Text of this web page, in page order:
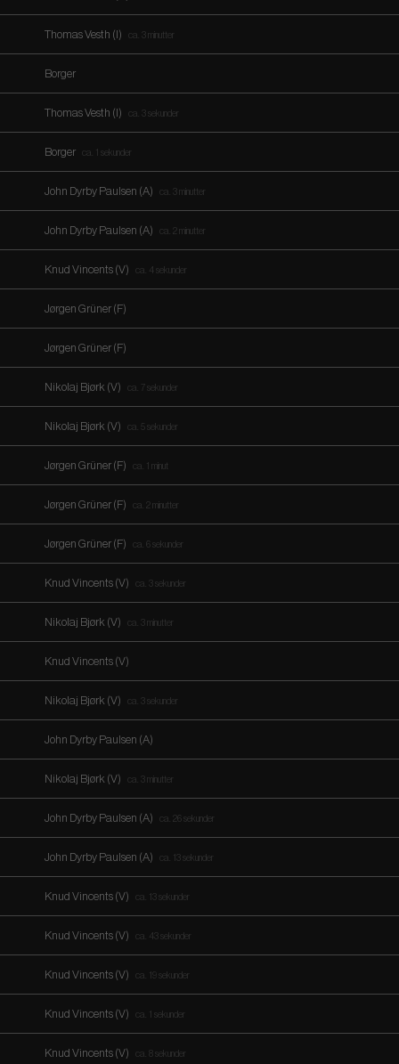
Thomas Vesth (I) ca. 3 minutter
Borger
Thomas Vesth (I) ca. 3 sekunder
Borger ca. 1 sekunder
John Dyrby Paulsen (A) ca. 3 minutter
John Dyrby Paulsen (A) ca. 2 minutter
Knud Vincents (V) ca. 4 sekunder
Jørgen Grüner (F)
Jørgen Grüner (F)
Nikolaj Bjørk (V) ca. 7 sekunder
Nikolaj Bjørk (V) ca. 5 sekunder
Jørgen Grüner (F) ca. 1 minut
Jørgen Grüner (F) ca. 2 minutter
Jørgen Grüner (F) ca. 6 sekunder
Knud Vincents (V) ca. 3 sekunder
Nikolaj Bjørk (V) ca. 3 minutter
Knud Vincents (V)
Nikolaj Bjørk (V) ca. 3 sekunder
John Dyrby Paulsen (A)
Nikolaj Bjørk (V) ca. 3 minutter
John Dyrby Paulsen (A) ca. 26 sekunder
John Dyrby Paulsen (A) ca. 13 sekunder
Knud Vincents (V) ca. 13 sekunder
Knud Vincents (V) ca. 43 sekunder
Knud Vincents (V) ca. 19 sekunder
Knud Vincents (V) ca. 1 sekunder
Knud Vincents (V) ca. 8 sekunder